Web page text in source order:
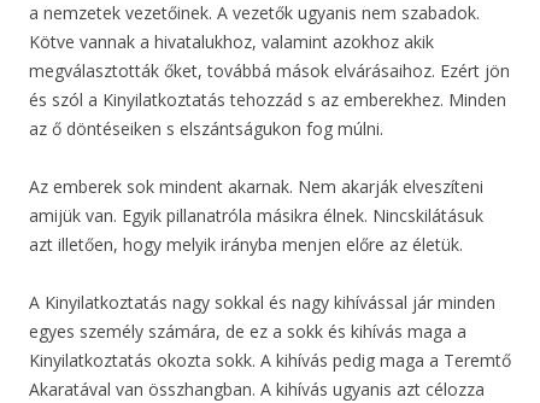
a nemzetek vezetőinek. A vezetők ugyanis nem szabadok.
Kötve vannak a hivatalukhoz, valamint azokhoz akik
megválasztották őket, továbbá mások elvárásaihoz. Ezért jön
és szól a Kinyilatkoztatás tehozzád s az emberekhez. Minden
az ő döntéseiken s elszántságukon fog múlni.
Az emberek sok mindent akarnak. Nem akarják elveszíteni
amijük van. Egyik pillanatróla másikra élnek. Nincskilátásuk
azt illetően, hogy melyik irányba menjen előre az életük.
A Kinyilatkoztatás nagy sokkal és nagy kihívással jár minden
egyes személy számára, de ez a sokk és kihívás maga a
Kinyilatkoztatás okozta sokk. A kihívás pedig maga a Teremtő
Akaratával van összhangban. A kihívás ugyanis azt célozza